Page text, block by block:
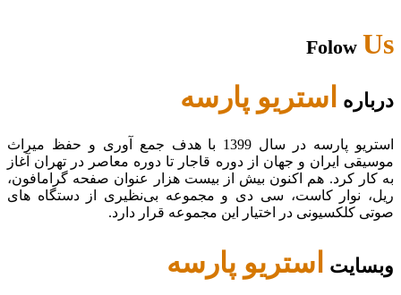
FolowUs
درباره استریو پارسه
استریو پارسه در سال 1399 با هدف جمع آوری و حفظ میراث
موسیقی ایران و جهان از دوره قاجار تا دوره معاصر در تهران آغاز
به کار کرد. هم اکنون بیش از بیست هزار عنوان صفحه گرامافون،
ریل، نوار کاست، سی دی و مجموعه بی‌نظیری از دستگاه های
صوتی کلکسیونی در اختیار این مجموعه قرار دارد.
وبسایت استریو پارسه